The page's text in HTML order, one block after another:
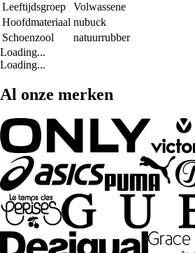
Leeftijdsgroep
Volwassene
Hoofdmateriaal nubuck
Schoenzool
natuurrubber
Loading...
Loading...
Al onze merken